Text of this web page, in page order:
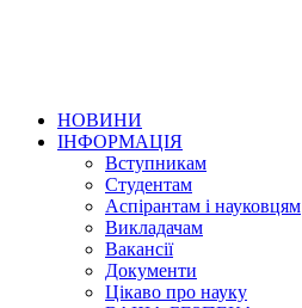
НОВИНИ
ІНФОРМАЦІЯ
Вступникам
Студентам
Аспірантам і науковцям
Викладачам
Вакансії
Документи
Цікаво про науку